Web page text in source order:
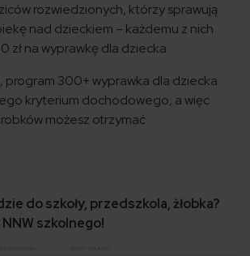
rozwiedzionych, którzy sprawują
nad dzieckiem – każdemu z nich
zł na wyprawkę dla dziecka.
program 300+ wyprawka dla dziecka
kryterium dochodowego, a więc
możesz otrzymać
do szkoły, przedszkola, żłobka?
szkolnego!